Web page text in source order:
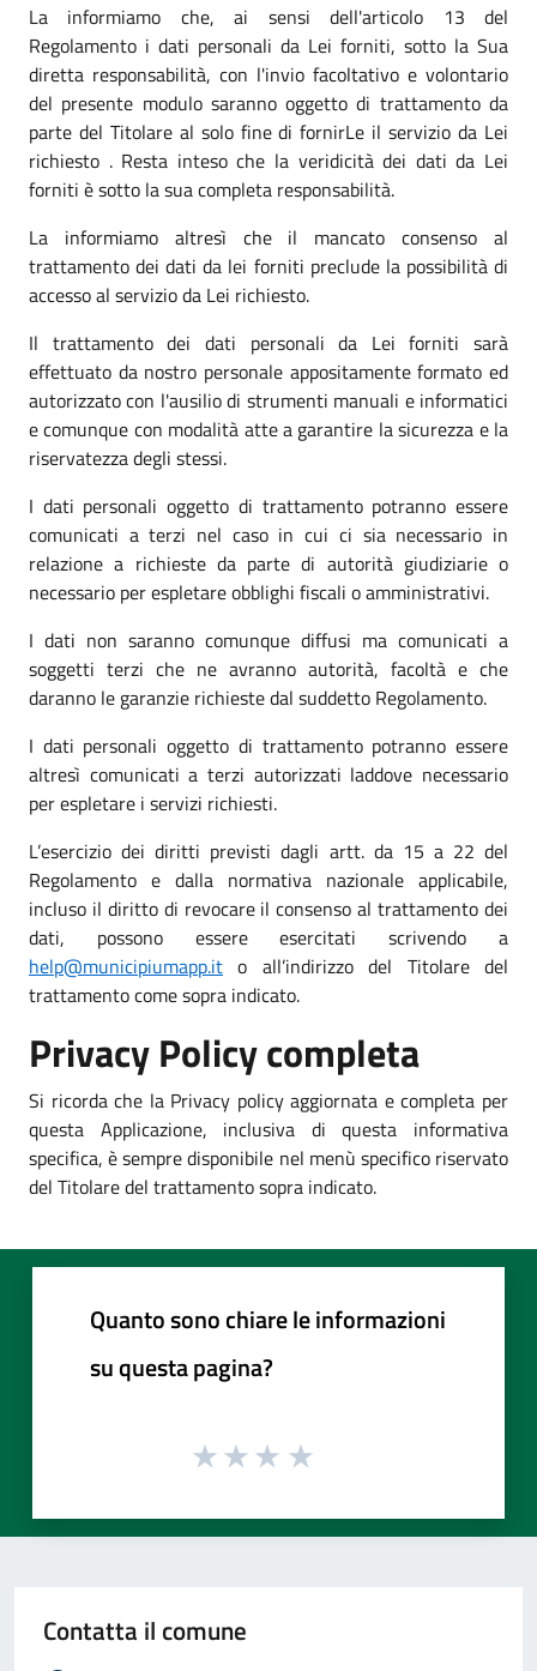
La informiamo che, ai sensi dell'articolo 13 del
Regolamento i dati personali da Lei forniti, sotto la Sua
diretta responsabilità, con l'invio facoltativo e volontario
del presente modulo saranno oggetto di trattamento da
parte del Titolare al solo fine di fornirLe il servizio da Lei
richiesto . Resta inteso che la veridicità dei dati da Lei
forniti è sotto la sua completa responsabilità.
La informiamo altresì che il mancato consenso al
trattamento dei dati da lei forniti preclude la possibilità di
accesso al servizio da Lei richiesto.
Il trattamento dei dati personali da Lei forniti sarà
effettuato da nostro personale appositamente formato ed
autorizzato con l'ausilio di strumenti manuali e informatici
e comunque con modalità atte a garantire la sicurezza e la
riservatezza degli stessi.
I dati personali oggetto di trattamento potranno essere
comunicati a terzi nel caso in cui ci sia necessario in
relazione a richieste da parte di autorità giudiziarie o
necessario per espletare obblighi fiscali o amministrativi.
I dati non saranno comunque diffusi ma comunicati a
soggetti terzi che ne avranno autorità, facoltà e che
daranno le garanzie richieste dal suddetto Regolamento.
I dati personali oggetto di trattamento potranno essere
altresì comunicati a terzi autorizzati laddove necessario
per espletare i servizi richiesti.
L’esercizio dei diritti previsti dagli artt. da 15 a 22 del
Regolamento e dalla normativa nazionale applicabile,
incluso il diritto di revocare il consenso al trattamento dei
dati, possono essere esercitati scrivendo a
help@municipiumapp.it o all’indirizzo del Titolare del
trattamento come sopra indicato.
Privacy Policy completa
Si ricorda che la Privacy policy aggiornata e completa per
questa Applicazione, inclusiva di questa informativa
specifica, è sempre disponibile nel menù specifico riservato
del Titolare del trattamento sopra indicato.
Quanto sono chiare le informazioni
su questa pagina?
Contatta il comune